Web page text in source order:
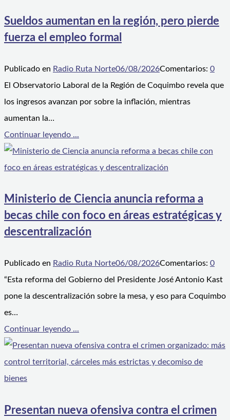
Sueldos aumentan en la región, pero pierde
fuerza el empleo formal
Publicado en Radio Ruta Norte06/08/2026Comentarios: 0
El Observatorio Laboral de la Región de Coquimbo revela que
los ingresos avanzan por sobre la inflación, mientras
aumentan la…
Continuar leyendo ...
Ministerio de Ciencia anuncia reforma a
becas chile con foco en áreas estratégicas y
descentralización
Publicado en Radio Ruta Norte06/08/2026Comentarios: 0
“Esta reforma del Gobierno del Presidente José Antonio Kast
pone la descentralización sobre la mesa, y eso para Coquimbo
es…
Continuar leyendo ...
Presentan nueva ofensiva contra el crimen